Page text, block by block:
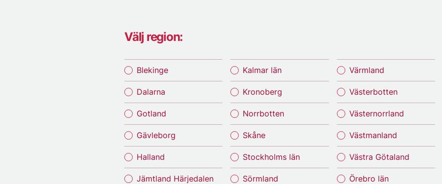
Välj region:
Blekinge
Dalarna
Gotland
Gävleborg
Halland
Jämtland Härjedalen
Kalmar län
Kronoberg
Norrbotten
Skåne
Stockholms län
Sörmland
Värmland
Västerbotten
Västernorrland
Västmanland
Västra Götaland
Örebro län